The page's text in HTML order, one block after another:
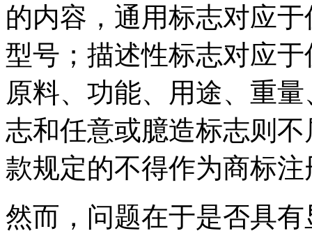
的内容，通用标志对应
型号；描述性标志对应
原料、功能、用途、重
志和任意或臆造标志则
款规定的不得作为商标
然而，问题在于是否具